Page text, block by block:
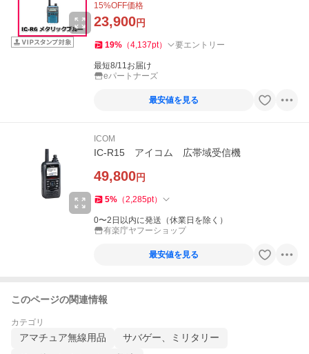
15%OFF価格
23,900円
19% （4,137pt） 要エントリー
最短8/11お届け
eパートナーズ
最安値を見る
ICOM
IC-R15 アイコム 広帯域受信機
49,800円
5% （2,285pt）
0〜2日以内に発送（休業日を除く）
有楽庁ヤフーショップ
最安値を見る
このページの関連情報
カテゴリ
アマチュア無線用品
サバゲー、ミリタリー